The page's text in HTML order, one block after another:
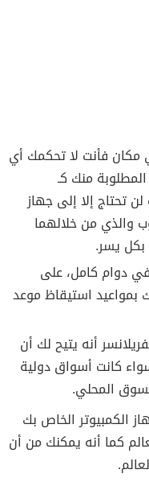
مكان فأنت لا تحكمك أي
منك كـ
تحتاج إلا إلى جهاز
والذي من خلالهما
يسر.
دوام كامل، على
بمواعيد استيقاظ موعد
أنه يتيح لك أن
كانت أسواق دولية
المحلي.
الكمبيوتر الخاص بك
كما أنه يمكنك من أن